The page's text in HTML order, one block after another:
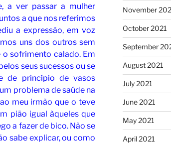
a ver passar a mulher
a que nos referimos
a expressão, em voz
uns dos outros sem
o sofrimento calado. Em
seus sucessos ou se
de princípio de vasos
problema de saúde na
meu irmão que o teve
pião igual àqueles que
a fazer de bico. Não se
sabe explicar, ou como
November
October 2021
September
August 2021
July 2021
June 2021
May 2021
April 2021